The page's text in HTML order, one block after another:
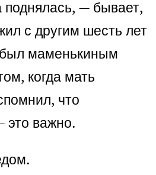
— бывает,
с другим шесть лет
маменькиным
когда мать
что
важно.